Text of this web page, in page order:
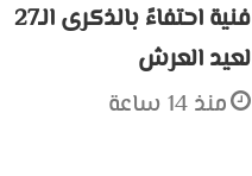
فنية احتفاءً بالذكرى الـ27
لعيد العرش
منذ 14 ساعة